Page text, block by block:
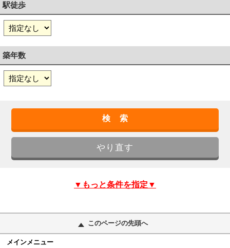
駅徒歩
築年数
▼もっと条件を指定▼
このページの先頭へ
メインメニュー